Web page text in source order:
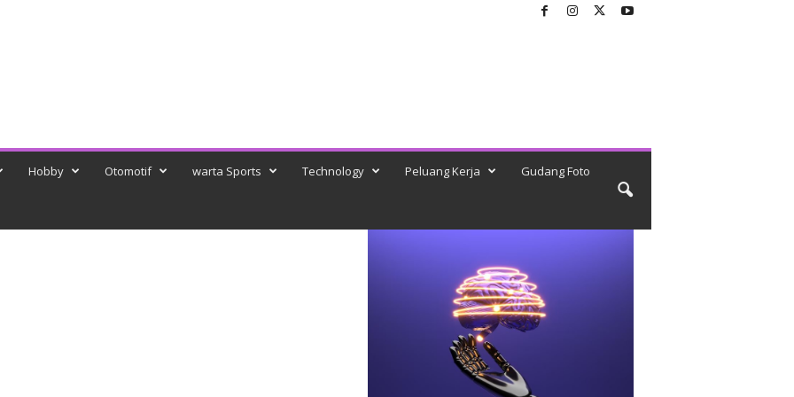
Hobby Otomotif warta Sports Technology Peluang Kerja Gudang Foto